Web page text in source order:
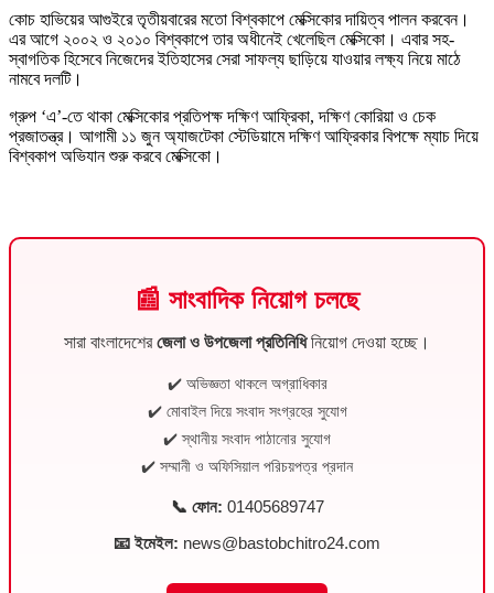
কোচ হাভিয়ের আগুইরে তৃতীয়বারের মতো বিশ্বকাপে মেক্সিকোর দায়িত্ব পালন করবেন।
এর আগে ২০০২ ও ২০১০ বিশ্বকাপে তার অধীনেই খেলেছিল মেক্সিকো। এবার সহ-
স্বাগতিক হিসেবে নিজেদের ইতিহাসের সেরা সাফল্য ছাড়িয়ে যাওয়ার লক্ষ্য নিয়ে মাঠে
নামবে দলটি।
গ্রুপ ‘এ’-তে থাকা মেক্সিকোর প্রতিপক্ষ দক্ষিণ আফ্রিকা, দক্ষিণ কোরিয়া ও চেক
প্রজাতন্ত্র। আগামী ১১ জুন অ্যাজটেকা স্টেডিয়ামে দক্ষিণ আফ্রিকার বিপক্ষে ম্যাচ দিয়ে
বিশ্বকাপ অভিযান শুরু করবে মেক্সিকো।
📰 সাংবাদিক নিয়োগ চলছে
সারা বাংলাদেশেরজেলা ও উপজেলা প্রতিনিধিনিয়োগ দেওয়া হচ্ছে।
✔️ অভিজ্ঞতা থাকলে অগ্রাধিকার
✔️ মোবাইল দিয়ে সংবাদ সংগ্রহের সুযোগ
✔️ স্থানীয় সংবাদ পাঠানোর সুযোগ
✔️ সম্মানী ও অফিসিয়াল পরিচয়পত্র প্রদান
📞 ফোন: 01405689747
📧 ইমেইল: news@bastobchitro24.com